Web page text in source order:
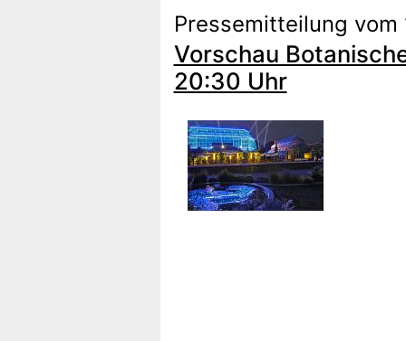
Pressemitteilung vom
Vorschau
20:30 Uhr